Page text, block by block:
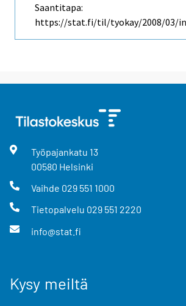
Saantitapa:
https://stat.fi/til/tyokay/2008/03/
Työpajankatu 13
00580 Helsinki
Vaihde 029 551 1000
Tietopalvelu 029 551 2220
info@stat.fi
Kysy meiltä